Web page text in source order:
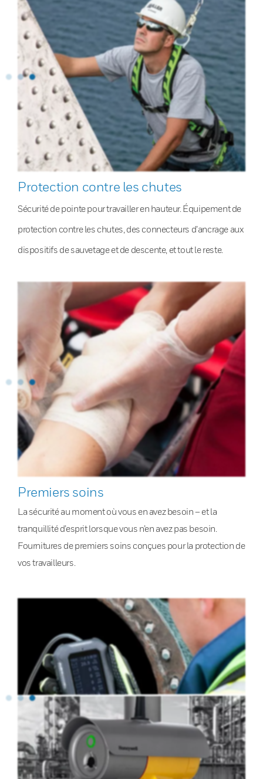
Protection contre les chutes
Sécurité de pointe pour travailler en hauteur. Équipement de
protection contre les chutes, des connecteurs d’ancrage aux
dispositifs de sauvetage et de descente, et tout le reste.
Premiers soins
La sécurité au moment où vous en avez besoin – et la
tranquillité d’esprit lorsque vous n’en avez pas besoin.
Fournitures de premiers soins conçues pour la protection de
vos travailleurs.